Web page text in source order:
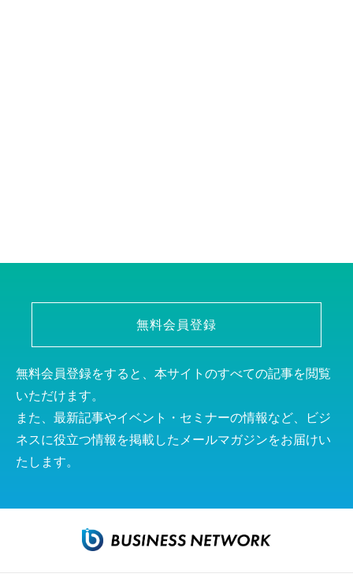
無料会員登録
無料会員登録をすると、本サイトのすべての記事を閲覧
いただけます。
また、最新記事やイベント・セミナーの情報など、ビジ
ネスに役立つ情報を掲載したメールマガジンをお届けい
たします。